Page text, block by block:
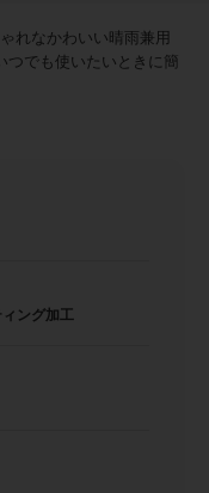
れなかわいい晴雨兼用
つでも使いたいときに簡
ング加工